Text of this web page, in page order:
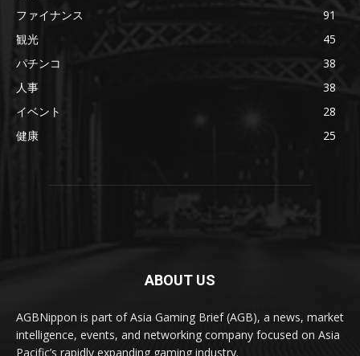
ファイナンス
91
観光
45
パチンコ
38
人事
38
イベント
28
健康
25
ABOUT US
AGBNippon is part of Asia Gaming Brief (AGB), a news, market
intelligence, events, and networking company focused on Asia
Pacific’s rapidly expanding gaming industry.